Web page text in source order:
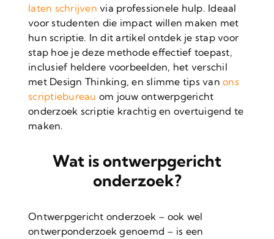
laten schrijven via professionele hulp. Ideaal
voor studenten die impact willen maken met
hun scriptie. In dit artikel ontdek je stap voor
stap hoe je deze methode effectief toepast,
inclusief heldere voorbeelden, het verschil
met Design Thinking, en slimme tips vanons
scriptiebureau om jouw ontwerpgericht
onderzoek scriptie krachtig en overtuigend te
maken.
Wat is ontwerpgericht
onderzoek?
Ontwerpgericht onderzoek – ook wel
ontwerponderzoek genoemd – is een